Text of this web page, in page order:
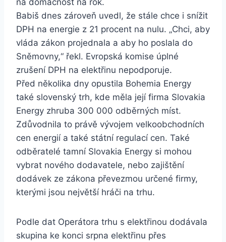
na domácnost na rok.
Babiš dnes zároveň uvedl, že stále chce i snížit
DPH na energie z 21 procent na nulu. „Chci, aby
vláda zákon projednala a aby ho poslala do
Sněmovny,“ řekl. Evropská komise úplné
zrušení DPH na elektřinu nepodporuje.
Před několika dny opustila Bohemia Energy
také slovenský trh, kde měla její firma Slovakia
Energy zhruba 300 000 odběrných míst.
Zdůvodnila to právě vývojem velkoobchodních
cen energií a také státní regulací cen. Také
odběratelé tamní Slovakia Energy si mohou
vybrat nového dodavatele, nebo zajištění
dodávek ze zákona převezmou určené firmy,
kterými jsou největší hráči na trhu.
Podle dat Operátora trhu s elektřinou dodávala
skupina ke konci srpna elektřinu přes